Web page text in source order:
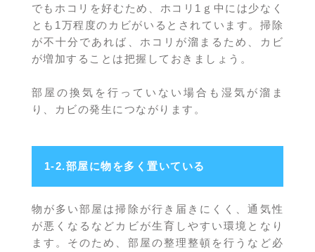
でもホコリを好むため、ホコリ1ｇ中には少なく
とも1万程度のカビがいるとされています。掃除
が不十分であれば、ホコリが溜まるため、カビ
が増加することは把握しておきましょう。
部屋の換気を行っていない場合も湿気が溜ま
り、カビの発生につながります。
1-2.部屋に物を多く置いている
物が多い部屋は掃除が行き届きにくく、通気性
が悪くなるなどカビが生育しやすい環境となり
ます。そのため、部屋の整理整頓を行うなど必